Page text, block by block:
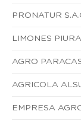
PRONATUR
LIMONES
AGRO
AGRICOLA
EMPRESA